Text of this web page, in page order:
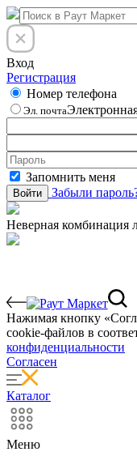
Вход
Регистрация
Номер телефона
Эл. почта
Запомнить меня
Войти Забыли
Неверная комбинация
Нажимая кнопку
cookie-файлов в
конфиденциальности
Согласен
Каталог
Меню